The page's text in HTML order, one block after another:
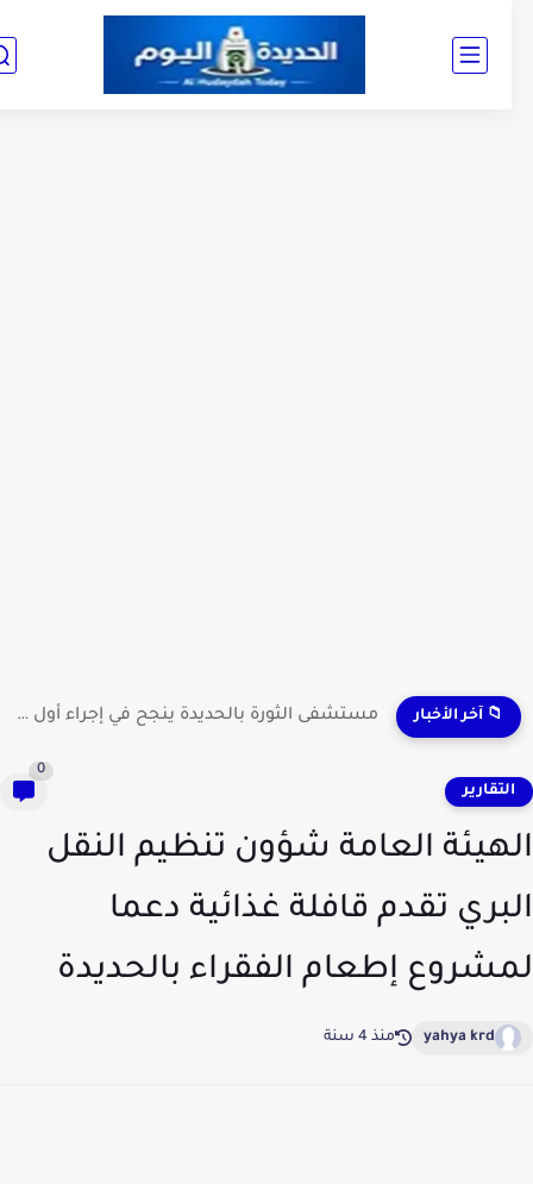
📁 آخر الأخبار مستشفى الثورة بالحديدة ينجح في إجراء أول عملية لاستئصال...
العامة شؤون تنظيم النقل
تقدم قافلة غذائية دعما
إطعام الفقراء بالحديدة
yahya krd منذ 4 سنة